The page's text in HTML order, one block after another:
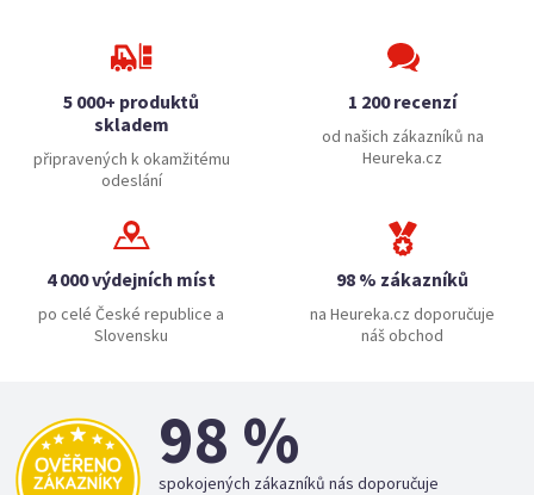
5 000+ produktů
skladem
připravených k okamžitému
odeslání
1 200 recenzí
od našich zákazníků na
Heureka.cz
4 000 výdejních míst
po celé České republice a
Slovensku
98 % zákazníků
na Heureka.cz doporučuje
náš obchod
98 %
spokojených zákazníků nás doporučuje